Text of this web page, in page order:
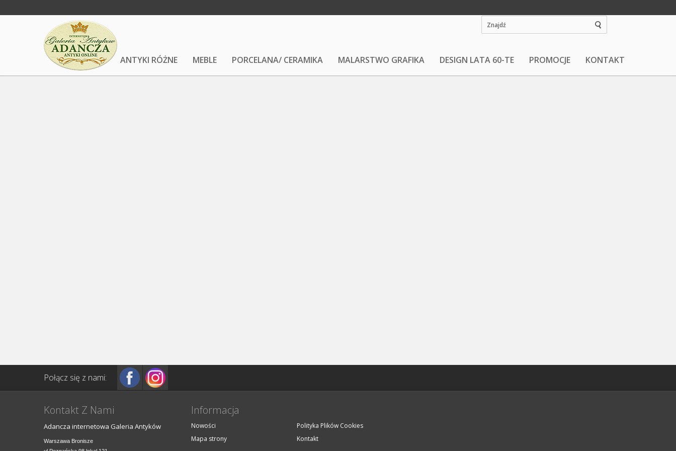
ANTYKI RÓŻNE MEBLE PORCELANA/ CERAMIKA MALARSTWO GRAFIKA DESIGN LATA 60-TE PROMOCJE KONTAKT
Połącz się z nami:
Kontakt Z Nami
Adancza internetowa Galeria Antyków
Warszawa Bronisze
Informacja
Nowości
Mapa strony
Polityka Plików Cookies
Kontakt